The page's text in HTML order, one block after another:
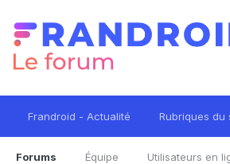
Frandroid - Actualité Rubriques du
Forums Équipe Utilisateurs en